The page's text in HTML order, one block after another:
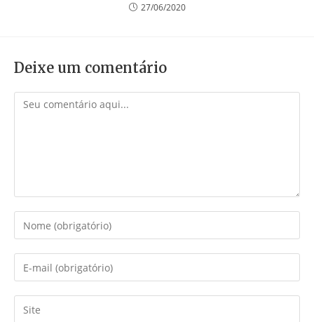
27/06/2020
Deixe um comentário
Comentário
Digite
seu
nome
ou
de
Digite
seu
endereço
de
Digite